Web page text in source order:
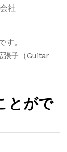
社
す。
張子（Guitar
とがで